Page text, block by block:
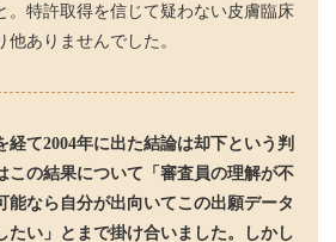
。特許取得を信じて疑わない皮膚臨床
ありませんでした。
経て2004年に出た結論は却下という判
この結果について「審査員の理解が不
能なら自分が出向いてこの出願データ
たい」とまで掛け合いました。しかし